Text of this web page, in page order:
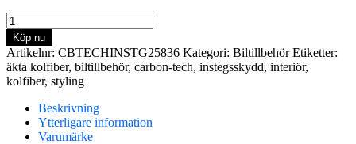
Carbon-
Tech
Instegsskydd
i
Äkta
Kolfiber
(258
Köp nu
Artikelnr: CBTECHINSTG25836 Kategori: Biltillbehör Etiketter:
äkta kolfiber, biltillbehör, carbon-tech, instegsskydd, interiör,
kolfiber, styling
Beskrivning
Ytterligare information
Varumärke